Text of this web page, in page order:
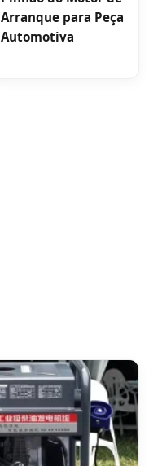
Arranque para Peça
Automotiva